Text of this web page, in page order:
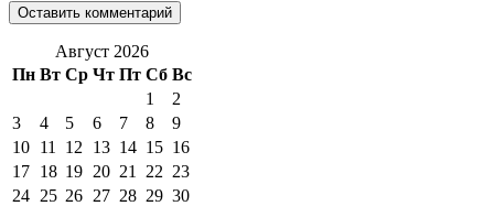
Август 2026
Пн Вт Ср Чт Пт Сб Вс
1
2
3
4 5 6 7 8
9
10 11 12 13 14 15 16
17 18 19 20 21 22 23
24 25 26 27 28 29 30